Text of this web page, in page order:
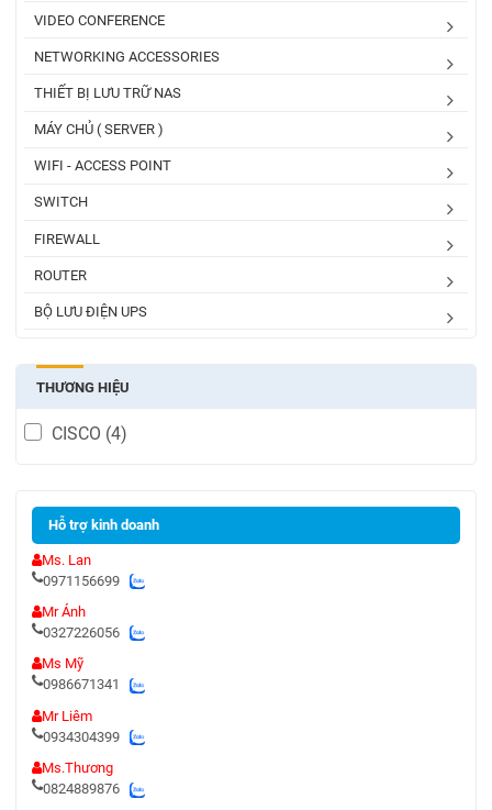
VIDEO CONFERENCE
NETWORKING ACCESSORIES
THIẾT BỊ LƯU TRỮ NAS
MÁY CHỦ ( SERVER )
WIFI - ACCESS POINT
SWITCH
FIREWALL
ROUTER
BỘ LƯU ĐIỆN UPS
THƯƠNG HIỆU
CISCO (4)
Hỗ trợ kinh doanh
Ms. Lan
0971156699
Mr Ánh
0327226056
Ms Mỹ
0986671341
Mr Liêm
0934304399
Ms.Thương
0824889876